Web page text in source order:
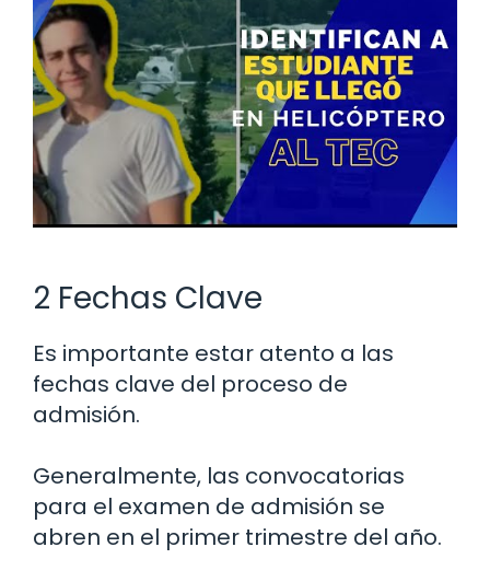
2 Fechas Clave
Es importante estar atento a las
fechas clave del proceso de
admisión.
Generalmente, las convocatorias
para el examen de admisión se
abren en el primer trimestre del año.